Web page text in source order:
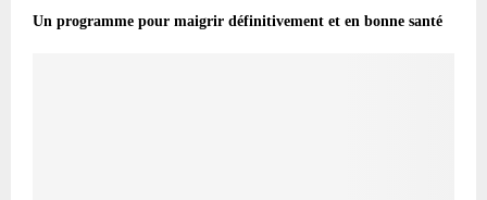
Un programme pour maigrir définitivement et en bonne santé